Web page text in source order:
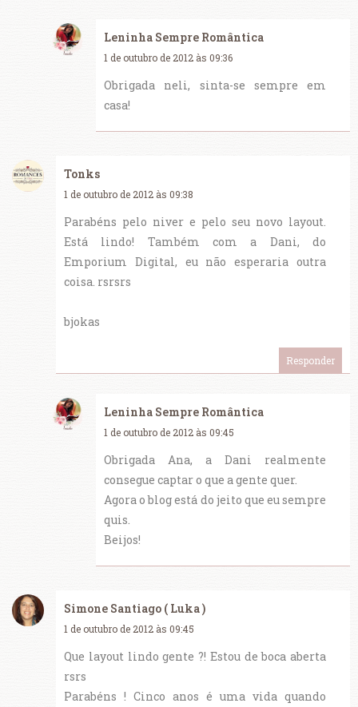
Leninha Sempre Romântica
1 de outubro de 2012 às 09:36
Obrigada neli, sinta-se sempre em
casa!
Tonks
1 de outubro de 2012 às 09:38
Parabéns pelo niver e pelo seu novo layout.
Está lindo! Também com a Dani, do
Emporium Digital, eu não esperaria outra
coisa. rsrsrs
bjokas
Responder
Leninha Sempre Romântica
1 de outubro de 2012 às 09:45
Obrigada Ana, a Dani realmente
consegue captar o que a gente quer.
Agora o blog está do jeito que eu sempre
quis.
Beijos!
Simone Santiago ( Luka )
1 de outubro de 2012 às 09:45
Que layout lindo gente ?! Estou de boca aberta
rsrs
Parabéns ! Cinco anos é uma vida quando